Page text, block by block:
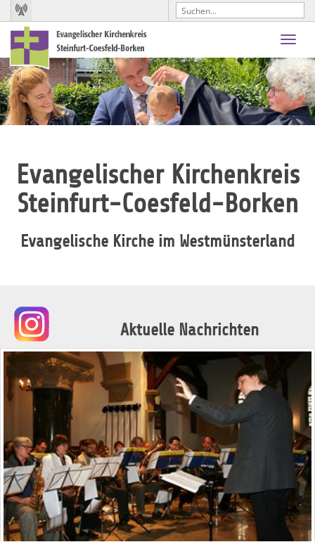
Evangelischer Kirchenkreis
Steinfurt-Coesfeld-Borken
Evangelische Kirche im Westmünsterland
Aktuelle Nachrichten